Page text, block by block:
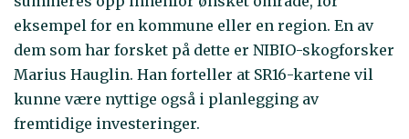
eksempel for en kommune eller en region. En av
dem som har forsket på dette er NIBIO-skogforsker
Marius Hauglin. Han forteller at SR16-kartene vil
kunne være nyttige også i planlegging av
fremtidige investeringer.